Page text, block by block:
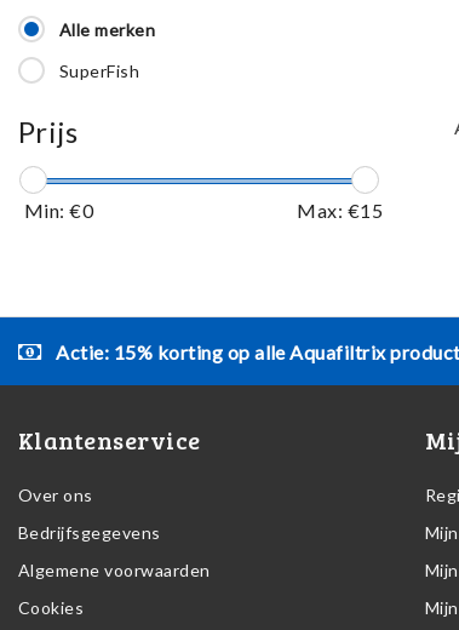
Alle merken
SuperFish
Prijs
Min: €0 Max: €15
Actie: 15% korting op alle Aquafiltrix
Klantenservice
Over ons
Bedrijfsgegevens
Algemene voorwaarden
Cookies